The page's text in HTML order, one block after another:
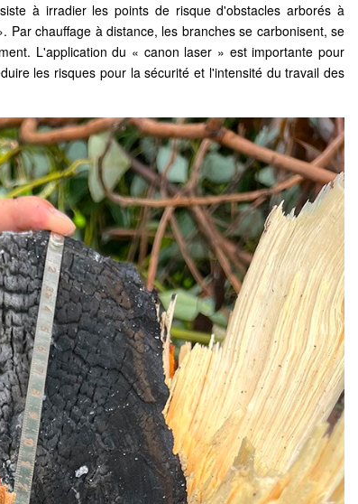
à irradier les points de risque d'obstacles arborés à
chauffage à distance, les branches se carbonisent, se
L'application du « canon laser » est importante pour
les risques pour la sécurité et l'intensité du travail des